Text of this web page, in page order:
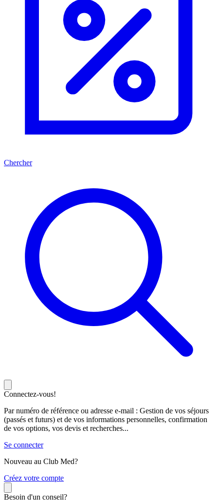
Chercher
Connectez-vous!
Par numéro de référence ou adresse e-mail : Gestion de vos séjours
(passés et futurs) et de vos informations personnelles, confirmation
de vos options, vos devis et recherches...
Se connecter
Nouveau au Club Med?
Créez votre compte
Besoin d'un conseil?